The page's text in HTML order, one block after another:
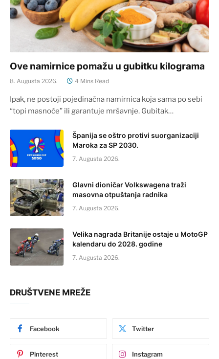
Ove namirnice pomažu u gubitku kilograma
8. Augusta 2026. 4 Mins Read
Ipak, ne postoji pojedinačna namirnica koja sama po sebi
“topi masnoće” ili garantuje mršavnje. Gubitak…
Španija se oštro protivi suorganizaciji
Maroka za SP 2030.
7. Augusta 2026.
Glavni dioničar Volkswagena traži
masovna otpuštanja radnika
7. Augusta 2026.
Velika nagrada Britanije ostaje u MotoGP
kalendaru do 2028. godine
7. Augusta 2026.
DRUŠTVENE MREŽE
Facebook Twitter
Pinterest Instagram